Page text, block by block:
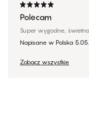
Polecam
Super wygodne,
Napisane w Polska
Zobacz wszystkie